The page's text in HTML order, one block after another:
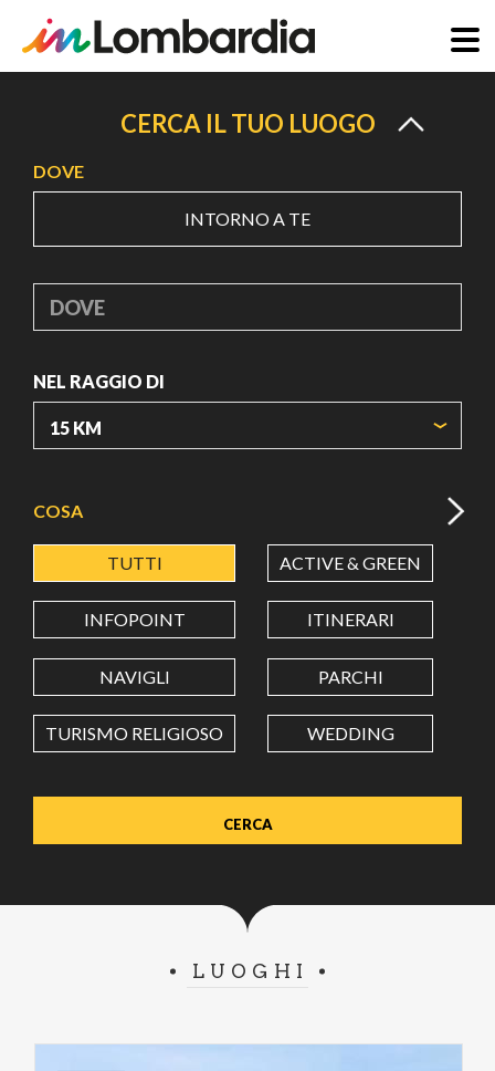
principale
CERCA IL TUO LUOGO
DOVE
INTORNO A TE
DOVE
NEL RAGGIO DI
LATITUDINE
LONGITUDINE
Value in decimal degrees. Use dot (.) as decimal separator.
COSA
TUTTI ACTIVE & GREEN
INFOPOINT ITINERARI
NAVIGLI PARCHI
TURISMO RELIGIOSO WEDDING
LUOGHI